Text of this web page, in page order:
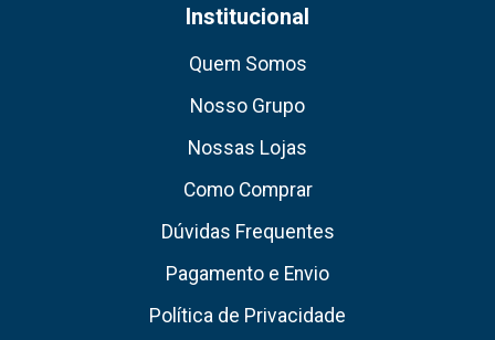
Institucional
Quem Somos
Nosso Grupo
Nossas Lojas
Como Comprar
Dúvidas Frequentes
Pagamento e Envio
Política de Privacidade